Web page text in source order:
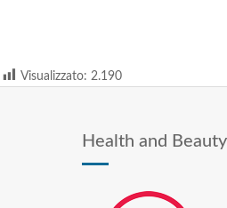
Visualizzato: 2.190
Health and Beauty